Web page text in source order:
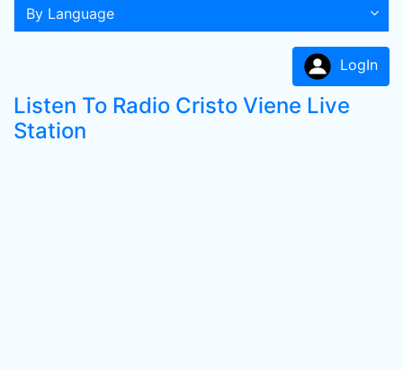
By Language
LogIn
Listen To Radio Cristo Viene Live
Station